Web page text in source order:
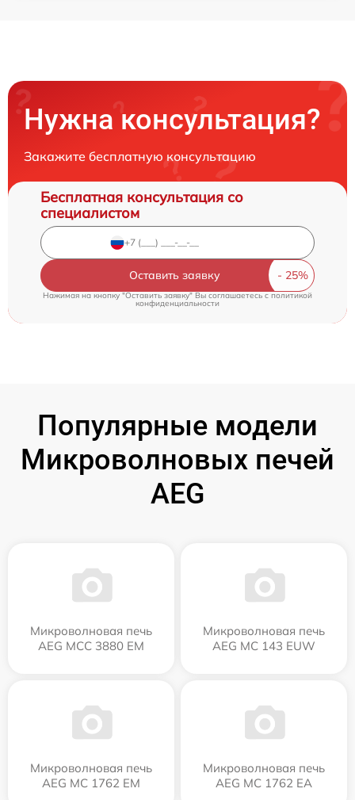
Нужна консультация?
Закажите бесплатную консультацию
Бесплатная консультация со
специалистом
Оставить заявку
Нажимая на кнопку "Оставить заявку" Вы соглашаетесь cполитикой
конфиденциальности
Популярные модели
Микроволновых печей
AEG
Микроволновая печь
AEG MCC 3880 EM
Микроволновая печь
AEG MC 143 EUW
Микроволновая печь
AEG MC 1762 EM
Микроволновая печь
AEG MC 1762 EA